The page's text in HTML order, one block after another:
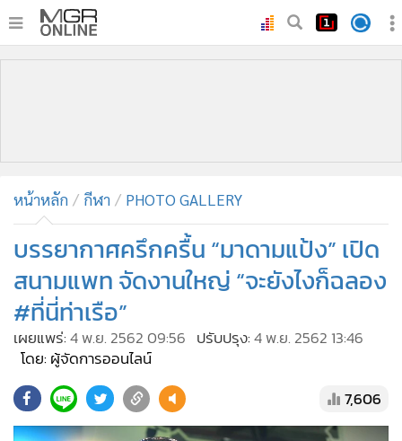
• บันเทิง
• คอลัมนิสต์
• ละคร
• CbizReview
• Cyber BIZ
• Good health & Well-being
• Green Innovation & SD
หน้าหลัก กีฬา PHOTO GALLERY
บรรยากาศครึกครื้น “มาดามแป้ง” เปิด
สนามแพท จัดงานใหญ่ “จะยังไงก็ฉลอง
#ที่นี่ท่าเรือ”
เผยแพร่:4 พ.ย. 2562 09:56 ปรับปรุง:4 พ.ย. 2562 13:46
โดย: ผู้จัดการออนไลน์
7,606